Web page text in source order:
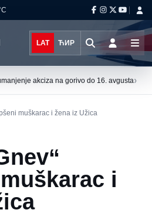
LAT ЋИР
akciza na gorivo do 16. avgusta›
muškarac i žena iz Užica
i